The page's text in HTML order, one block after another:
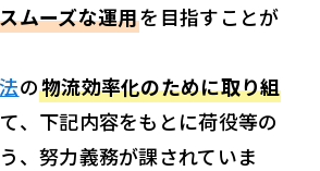
ムーズな運用を目指すことが
の物流効率化のために取り組
、下記内容をもとに荷役等の
、努力義務が課されていま